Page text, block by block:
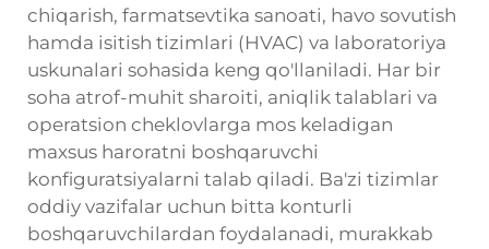
chiqarish, farmatsevtika sanoati, havo sovutish
hamda isitish tizimlari (HVAC) va laboratoriya
uskunalari sohasida keng qo'llaniladi. Har bir
soha atrof-muhit sharoiti, aniqlik talablari va
operatsion cheklovlarga mos keladigan
maxsus haroratni boshqaruvchi
konfiguratsiyalarni talab qiladi. Ba'zi tizimlar
oddiy vazifalar uchun bitta konturli
boshqaruvchilardan foydalanadi, murakkab